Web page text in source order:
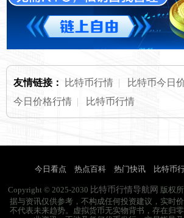
友情链接： 比特币行情 | 比特币今日
今日价格行情 | 比特币行情
今日看点 热点百科 热门快讯 比特币
Copyright © 2025-2030 比特币行情导航网 版权
据与资讯仅供参考，不构成任何投资建议，实时
不代表未来趋势。虚拟货币无实物背书，存在归